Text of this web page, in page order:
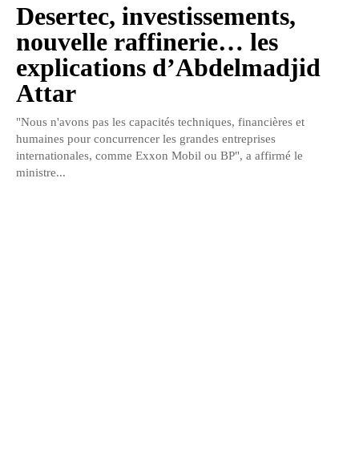
Desertec, investissements,
nouvelle raffinerie… les
explications d’Abdelmadjid
Attar
"Nous n'avons pas les capacités techniques, financières et
humaines pour concurrencer les grandes entreprises
internationales, comme Exxon Mobil ou BP", a affirmé le
ministre...